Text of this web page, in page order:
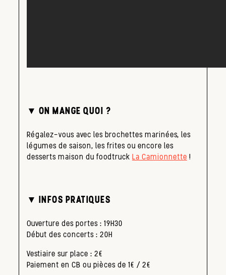
▼ ON MANGE QUOI ?
Régalez-vous avec les brochettes marinées, les
légumes de saison, les frites ou encore les
desserts maison du foodtruck La Camionnette !
▼ INFOS PRATIQUES
Ouverture des portes : 19H30
Début des concerts : 20H
Vestiaire sur place : 2€
Paiement en CB ou pièces de 1€ / 2€